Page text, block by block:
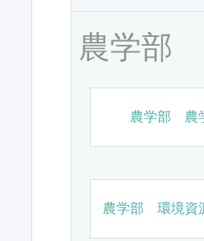
農学部
農学部 農
農学部 環境資